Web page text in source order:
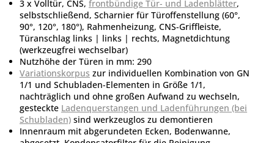
3 x Volltür, CNS, frontbündige Tür- und Ladenblätter,
selbstschließend, Scharnier für Türoffenstellung (60°,
90°, 120°, 180°), Rahmenheizung, CNS-Griffleiste,
Türanschlag links | links | rechts, Magnetdichtung
(werkzeugfrei wechselbar)
Nutzhöhe der Türen in mm: 290
Variationskorpus zur individuellen Kombination von GN
1/1 und Schubladen-Elementen in Größe 1/1,
nachträglich und ohne großen Aufwand zu wechseln,
gesteckte Ladenquerstangen und Ladenführungen (bei
Schubladen) sind werkzeuglos zu demontieren
Innenraum mit abgerundeten Ecken, Bodenwanne,